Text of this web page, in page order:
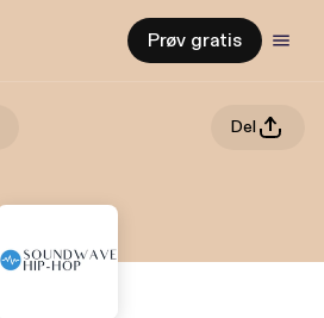
Prøv gratis
Del